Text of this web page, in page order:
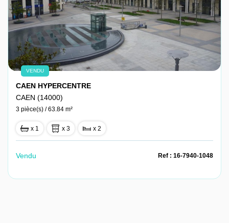
VENDU
CAEN HYPERCENTRE
CAEN (14000)
3 pièce(s) / 63.84 m²
x 1 x 3 x 2
Vendu Ref : 16-7940-1048